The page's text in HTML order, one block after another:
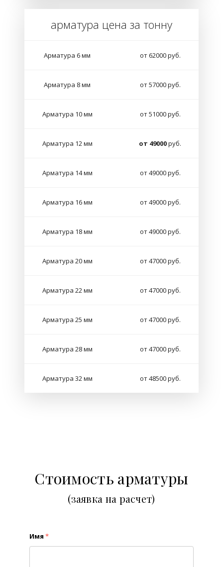
арматура цена за тонну
Арматура 6 мм от 62000 руб.
Арматура 8 мм от 57000 руб.
Арматура 10 мм от 51000 руб.
Арматура 12 мм от 49000руб.
Арматура 14 мм от 49000 руб.
Арматура 16 мм от 49000 руб.
Арматура 18 мм от 49000 руб.
Арматура 20 мм от 47000 руб.
Арматура 22 мм от 47000 руб.
Арматура 25 мм от 47000 руб.
Арматура 28 мм от 47000 руб.
Арматура 32 мм от 48500 руб.
Стоимость арматуры
(заявка на расчет)
Имя *